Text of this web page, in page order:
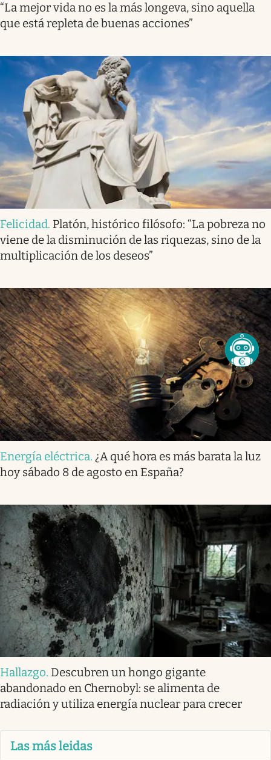
“La mejor vida no es la más longeva, sino aquella
que está repleta de buenas acciones”
Felicidad. Platón, histórico filósofo: “La pobreza no
viene de la disminución de las riquezas, sino de la
multiplicación de los deseos”
Energía eléctrica. ¿A qué hora es más barata la luz
hoy sábado 8 de agosto en España?
Hallazgo. Descubren un hongo gigante
abandonado en Chernobyl: se alimenta de
radiación y utiliza energía nuclear para crecer
Las más leidas